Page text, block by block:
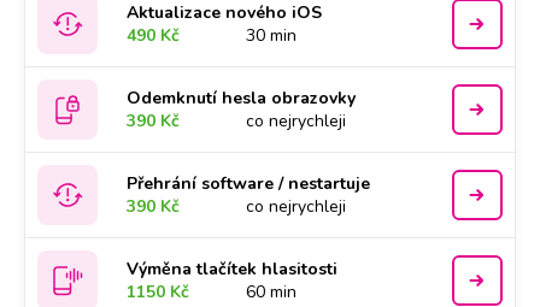
Aktualizace nového iOS
490 Kč
30 min
Odemknutí hesla obrazovky
390 Kč
co nejrychleji
Přehrání software / nestartuje
390 Kč
co nejrychleji
Výměna tlačítek hlasitosti
1150 Kč
60 min